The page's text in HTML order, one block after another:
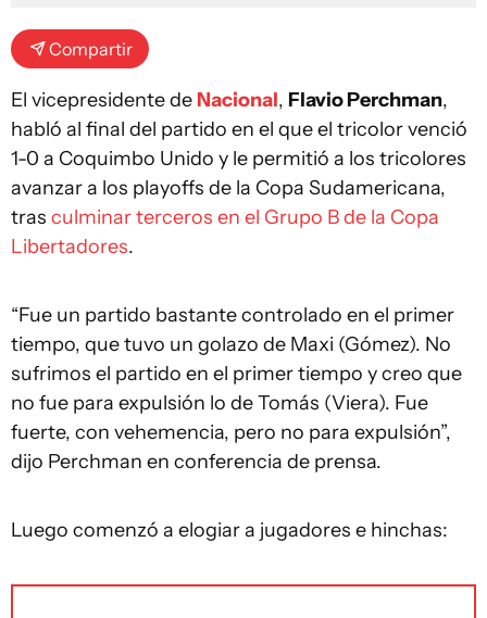
Compartir
El vicepresidente de Nacional, Flavio Perchman,
habló al final del partido en el que el tricolor venció
1-0 a Coquimbo Unido y le permitió a los tricolores
avanzar a los playoffs de la Copa Sudamericana,
tras culminar terceros en el Grupo B de la Copa
Libertadores.
“Fue un partido bastante controlado en el primer
tiempo, que tuvo un golazo de Maxi (Gómez). No
sufrimos el partido en el primer tiempo y creo que
no fue para expulsión lo de Tomás (Viera). Fue
fuerte, con vehemencia, pero no para expulsión”,
dijo Perchman en conferencia de prensa.
Luego comenzó a elogiar a jugadores e hinchas: